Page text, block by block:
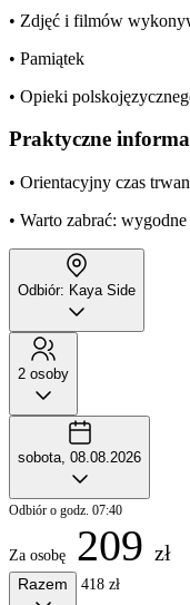
• Zdjęć i filmów
• Pamiątek
• Opieki
Praktyczne
• Orientacyjny czas
• Warto zabrać:
Odbiór: Kaya Side
2 osoby
sobota, 08.08.2026
Odbiór o godz. 07:40
Za osobę 209 zł
Razem 418 zł